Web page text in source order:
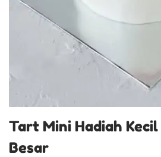
Tart Mini Hadiah
Besar